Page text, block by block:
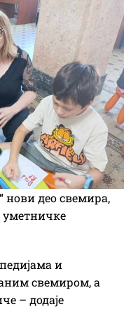
нови део свемира,
уметничке
и
свемиром, а
– додаје